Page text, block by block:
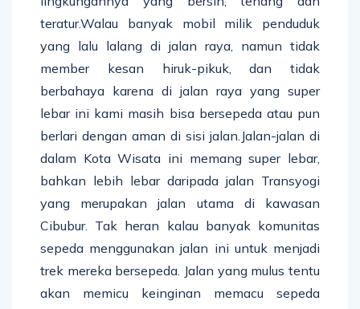
teratur.Walau banyak mobil milik penduduk
yang lalu lalang di jalan raya, namun tidak
member kesan hiruk-pikuk, dan tidak
berbahaya karena di jalan raya yang super
lebar ini kami masih bisa bersepeda atau pun
berlari dengan aman di sisi jalan.Jalan-jalan di
dalam Kota Wisata ini memang super lebar,
bahkan lebih lebar daripada jalan Transyogi
yang merupakan jalan utama di kawasan
Cibubur. Tak heran kalau banyak komunitas
sepeda menggunakan jalan ini untuk menjadi
trek mereka bersepeda. Jalan yang mulus tentu
akan memicu keinginan memacu sepeda